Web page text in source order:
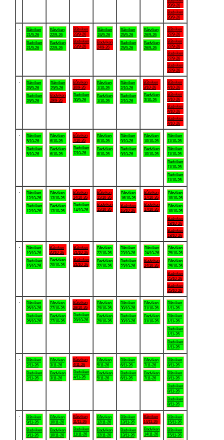
20/9-26
Badviken
20/9-26
Båtviken
21/9-26
Badviken
21/9-26
Båtviken
22/9-26
Badviken
22/9-26
Båtviken
23/9-26
Badviken
23/9-26
Båtviken
24/9-26
Badviken
24/9-26
Båtviken
25/9-26
Badviken
25/9-26
Båtviken
26/9-26
Badviken
26/9-26
Båtviken
27/9-26
Båtviken
27/9-26
Badviken
27/9-26
Badviken
27/9-26
Båtviken
28/9-26
Badviken
28/9-26
Båtviken
29/9-26
Badviken
29/9-26
Båtviken
30/9-26
Badviken
30/9-26
Båtviken
1/10-26
Badviken
1/10-26
Båtviken
2/10-26
Badviken
2/10-26
Båtviken
3/10-26
Badviken
3/10-26
Båtviken
4/10-26
Båtviken
4/10-26
Badviken
4/10-26
Badviken
4/10-26
Båtviken
5/10-26
Badviken
5/10-26
Båtviken
6/10-26
Badviken
6/10-26
Båtviken
7/10-26
Badviken
7/10-26
Båtviken
8/10-26
Badviken
8/10-26
Båtviken
9/10-26
Badviken
9/10-26
Båtviken
10/10-26
Badviken
10/10-26
Båtviken
11/10-26
Båtviken
11/10-26
Badviken
11/10-26
Badviken
11/10-26
Båtviken
12/10-26
Badviken
12/10-26
Båtviken
13/10-26
Badviken
13/10-26
Båtviken
14/10-26
Badviken
14/10-26
Båtviken
15/10-26
Badviken
15/10-26
Båtviken
16/10-26
Badviken
16/10-26
Båtviken
17/10-26
Badviken
17/10-26
Båtviken
18/10-26
Båtviken
18/10-26
Badviken
18/10-26
Badviken
18/10-26
Båtviken
19/10-26
Badviken
19/10-26
Båtviken
20/10-26
Badviken
20/10-26
Båtviken
21/10-26
Badviken
21/10-26
Båtviken
22/10-26
Badviken
22/10-26
Båtviken
23/10-26
Badviken
23/10-26
Båtviken
24/10-26
Badviken
24/10-26
Båtviken
25/10-26
Båtviken
25/10-26
Badviken
25/10-26
Badviken
25/10-26
Båtviken
26/10-26
Badviken
26/10-26
Båtviken
27/10-26
Badviken
27/10-26
Båtviken
28/10-26
Badviken
28/10-26
Båtviken
29/10-26
Badviken
29/10-26
Båtviken
30/10-26
Badviken
30/10-26
Båtviken
31/10-26
Badviken
31/10-26
Båtviken
1/11-26
Båtviken
1/11-26
Badviken
1/11-26
Badviken
1/11-26
Båtviken
2/11-26
Badviken
2/11-26
Båtviken
3/11-26
Badviken
3/11-26
Båtviken
4/11-26
Badviken
4/11-26
Båtviken
5/11-26
Badviken
5/11-26
Båtviken
6/11-26
Badviken
6/11-26
Båtviken
7/11-26
Badviken
7/11-26
Båtviken
8/11-26
Båtviken
8/11-26
Badviken
8/11-26
Badviken
8/11-26
Båtviken
9/11-26
Badviken
9/11-26
Båtviken
10/11-26
Badviken
10/11-26
Båtviken
11/11-26
Badviken
11/11-26
Båtviken
12/11-26
Badviken
12/11-26
Båtviken
13/11-26
Badviken
13/11-26
Båtviken
14/11-26
Badviken
14/11-26
Båtviken
15/11-26
Båtviken
15/11-26